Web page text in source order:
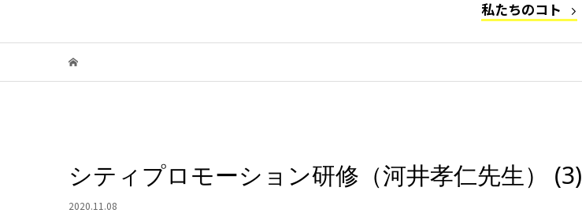
私たちのコト
シティプロモーション研修（河井孝仁先生） (3)
2020.11.08